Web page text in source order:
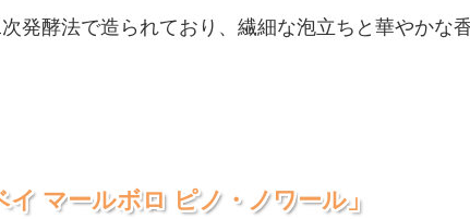
発酵法で造られており、繊細な泡立ちと華やかな
イ マールボロ ピノ・ノワール」